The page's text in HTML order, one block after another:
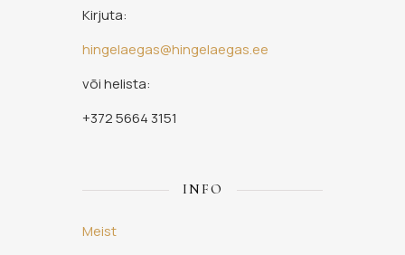
Kirjuta:
hingelaegas@hingelaegas.ee
või helista:
+372 5664 3151
INFO
Meist